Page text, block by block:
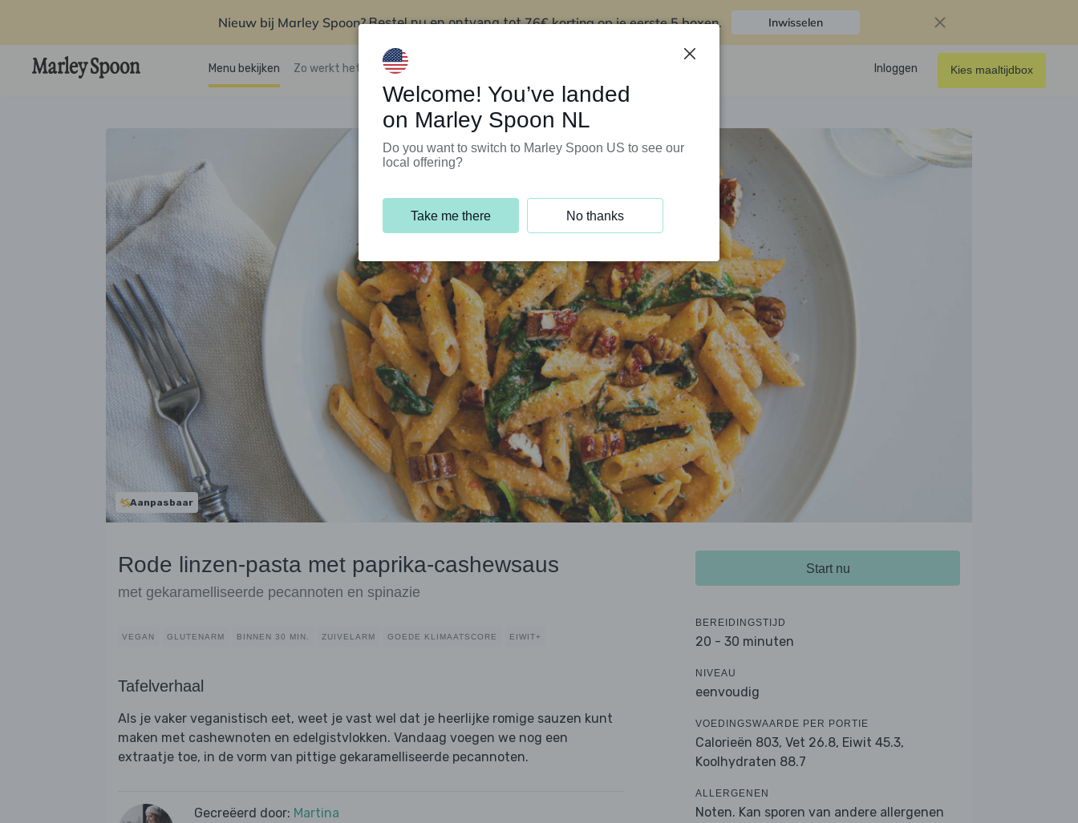
Nieuw bij Marley Spoon?Bestel nu en ontvang tot76€ korting op je eerste 5 boxen. Inwisselen
Menu bekijken Zo werkt het Klantenservice Inloggen Kies maaltijdbox
Aanpasbaar
Rode linzen-pasta met paprika-cashewsaus
met gekaramelliseerde pecannoten en spinazie
VEGAN GLUTENARM BINNEN 30 MIN. ZUIVELARM GOEDE KLIMAATSCORE EIWIT+
Tafelverhaal
Als je vaker veganistisch eet, weet je vast wel dat je heerlijke romige sauzen kunt
maken met cashewnoten en edelgistvlokken. Vandaag voegen we nog een
extraatje toe, in de vorm van pittige gekaramelliseerde pecannoten.
Gecreëerd door: Martina
Start nu
BEREIDINGSTIJD
20 - 30 minuten
NIVEAU
eenvoudig
VOEDINGSWAARDE PER PORTIE
Calorieën 803, Vet 26.8, Eiwit 45.3,
Koolhydraten 88.7
ALLERGENEN
Noten. Kan sporen van andere allergenen
Welcome! You’ve landed
on Marley Spoon NL
Do you want to switch to Marley Spoon US to see our
local offering?
Take me there No thanks